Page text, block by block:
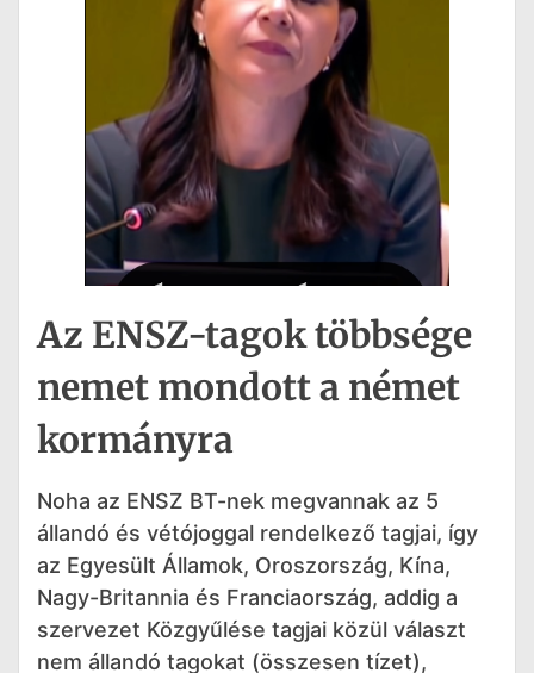
Az ENSZ-tagok többsége
nemet mondott a német
kormányra
Noha az ENSZ BT-nek megvannak az 5
állandó és vétójoggal rendelkező tagjai, így
az Egyesült Államok, Oroszország, Kína,
Nagy-Britannia és Franciaország, addig a
szervezet Közgyűlése tagjai közül választ
nem állandó tagokat (összesen tízet),